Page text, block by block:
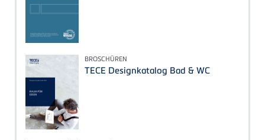
BROSCHÜREN
TECE Designkatalog Bad & WC